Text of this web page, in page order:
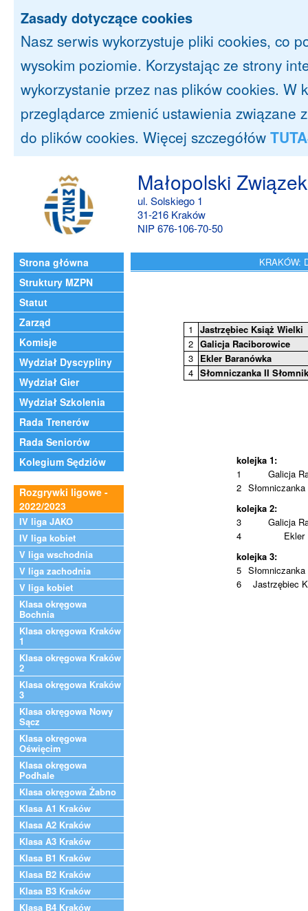
Zasady dotyczące cookies
Nasz serwis wykorzystuje pliki cookies, co
wysokim poziomie. Korzystając ze strony
wykorzystanie przez nas plików cookies. W
przeglądarce zmienić ustawienia związane
do plików cookies. Więcej szczegółów
Małopolski
ul. Solskiego 1
31-216 Kraków
NIP 676-106-70-50
Strona główna
Struktury MZPN
Statut
Zarząd
Komisje
Wydział Dyscypliny
Wydział Gier
Wydział Szkolenia
Rada Trenerów
Rada Seniorów
Kolegium Sędziów
Rozgrywki ligowe -
2022/2023
IV liga JAKO
IV liga kobiet
V liga wschodnia
V liga zachodnia
V liga kobiet
Klasa okręgowa
Bochnia
Klasa okręgowa Kraków
1
Klasa okręgowa Kraków
2
Klasa okręgowa Kraków
3
Klasa okręgowa Nowy
Sącz
Klasa okręgowa
Oświęcim
Klasa okręgowa
Podhale
Klasa okręgowa Żabno
Klasa A1 Kraków
Klasa A2 Kraków
Klasa A3 Kraków
Klasa B1 Kraków
Klasa B2 Kraków
Klasa B3 Kraków
Klasa B4 Kraków
KRAKÓW:
1
Jastrzębiec Książ Wielki
2 Galicja Raciborowice
3 Ekler Baranówka
4 Słomniczanka II
kolejka 1:
1
Galicja
2
kolejka 2:
3
Galicja
4
Ekler
kolejka 3:
5
6
Jastrzębiec